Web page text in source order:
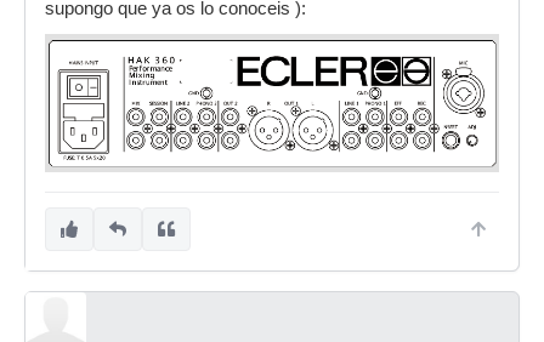
supongo que ya os lo conoceis ):